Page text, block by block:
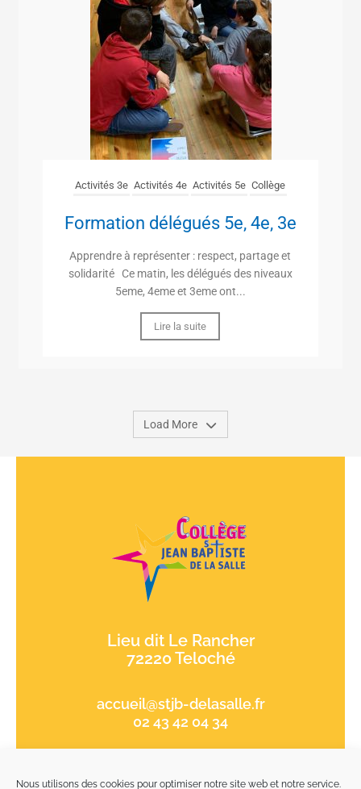
Nous utilisons des cookies pour optimiser notre site web et notre service.
Activités 3e Activités 4e Activités 5e Collège
Formation délégués 5e, 4e, 3e
Apprendre à représenter : respect, partage et
solidarité Ce matin, les délégués des niveaux
5eme, 4eme et 3eme ont...
Lire la suite
Load More
Lieu dit Le Rancher
72220 Teloché
accueil@stjb-delasalle.fr
02 43 42 04 34